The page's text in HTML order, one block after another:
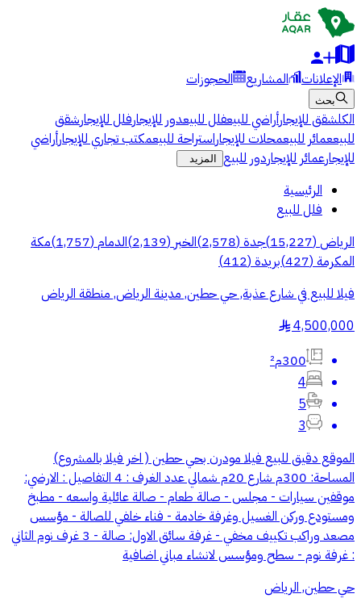
الإعلانات المشاريع الحجوزات
بحث
الكلشقق للإيجارأراضي للبيعفلل للبيعدور للإيجارفلل للإيجارشقق
للبيععمائر للبيعمحلات للإيجاراستراحة للبيعمكتب تجاري للإيجارأراضي
للإيجارعمائر للإيجاردور للبيع المزيد
الرئيسية
فلل للبيع
الرياض(
15,227
)جدة(
2,578
)الخبر (
2,139
)الدمام(
1,757
)مكة
المكرمة(
427
)بريدة(
412
)
فيلا للبيع في شارع عذبة, حي حطين, مدينة الرياض, منطقة الرياض
4,500,000
§
300م²
4
5
3
الموقع دقيق ‏للبيع فيلا مودرن بحي حطين ( اخر فيلا بالمشروع)
المساحة: 300م شارع 20م شمالي عدد الغرف : 4 التفاصيل : الارضي:
موقفين سيارات - مجلس - صالة طعام - صالة عائلية واسعه - مطبخ
ومستودع وركن الغسيل وغرفة خادمة - فناء خلفي للصالة - مؤسس
مصعد وراكب تكييف مخفي - غرفة سائق الاول: صالة - 3 غرف نوم الثاني
: غرفة نوم - سطح ومؤسس لانشاء مباني اضافية
حي حطين, الرياض